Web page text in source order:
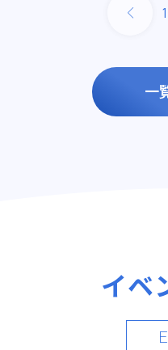
PDハウス秋吉
PDハウス桜山
PDハウス岐阜
1
一
イベ